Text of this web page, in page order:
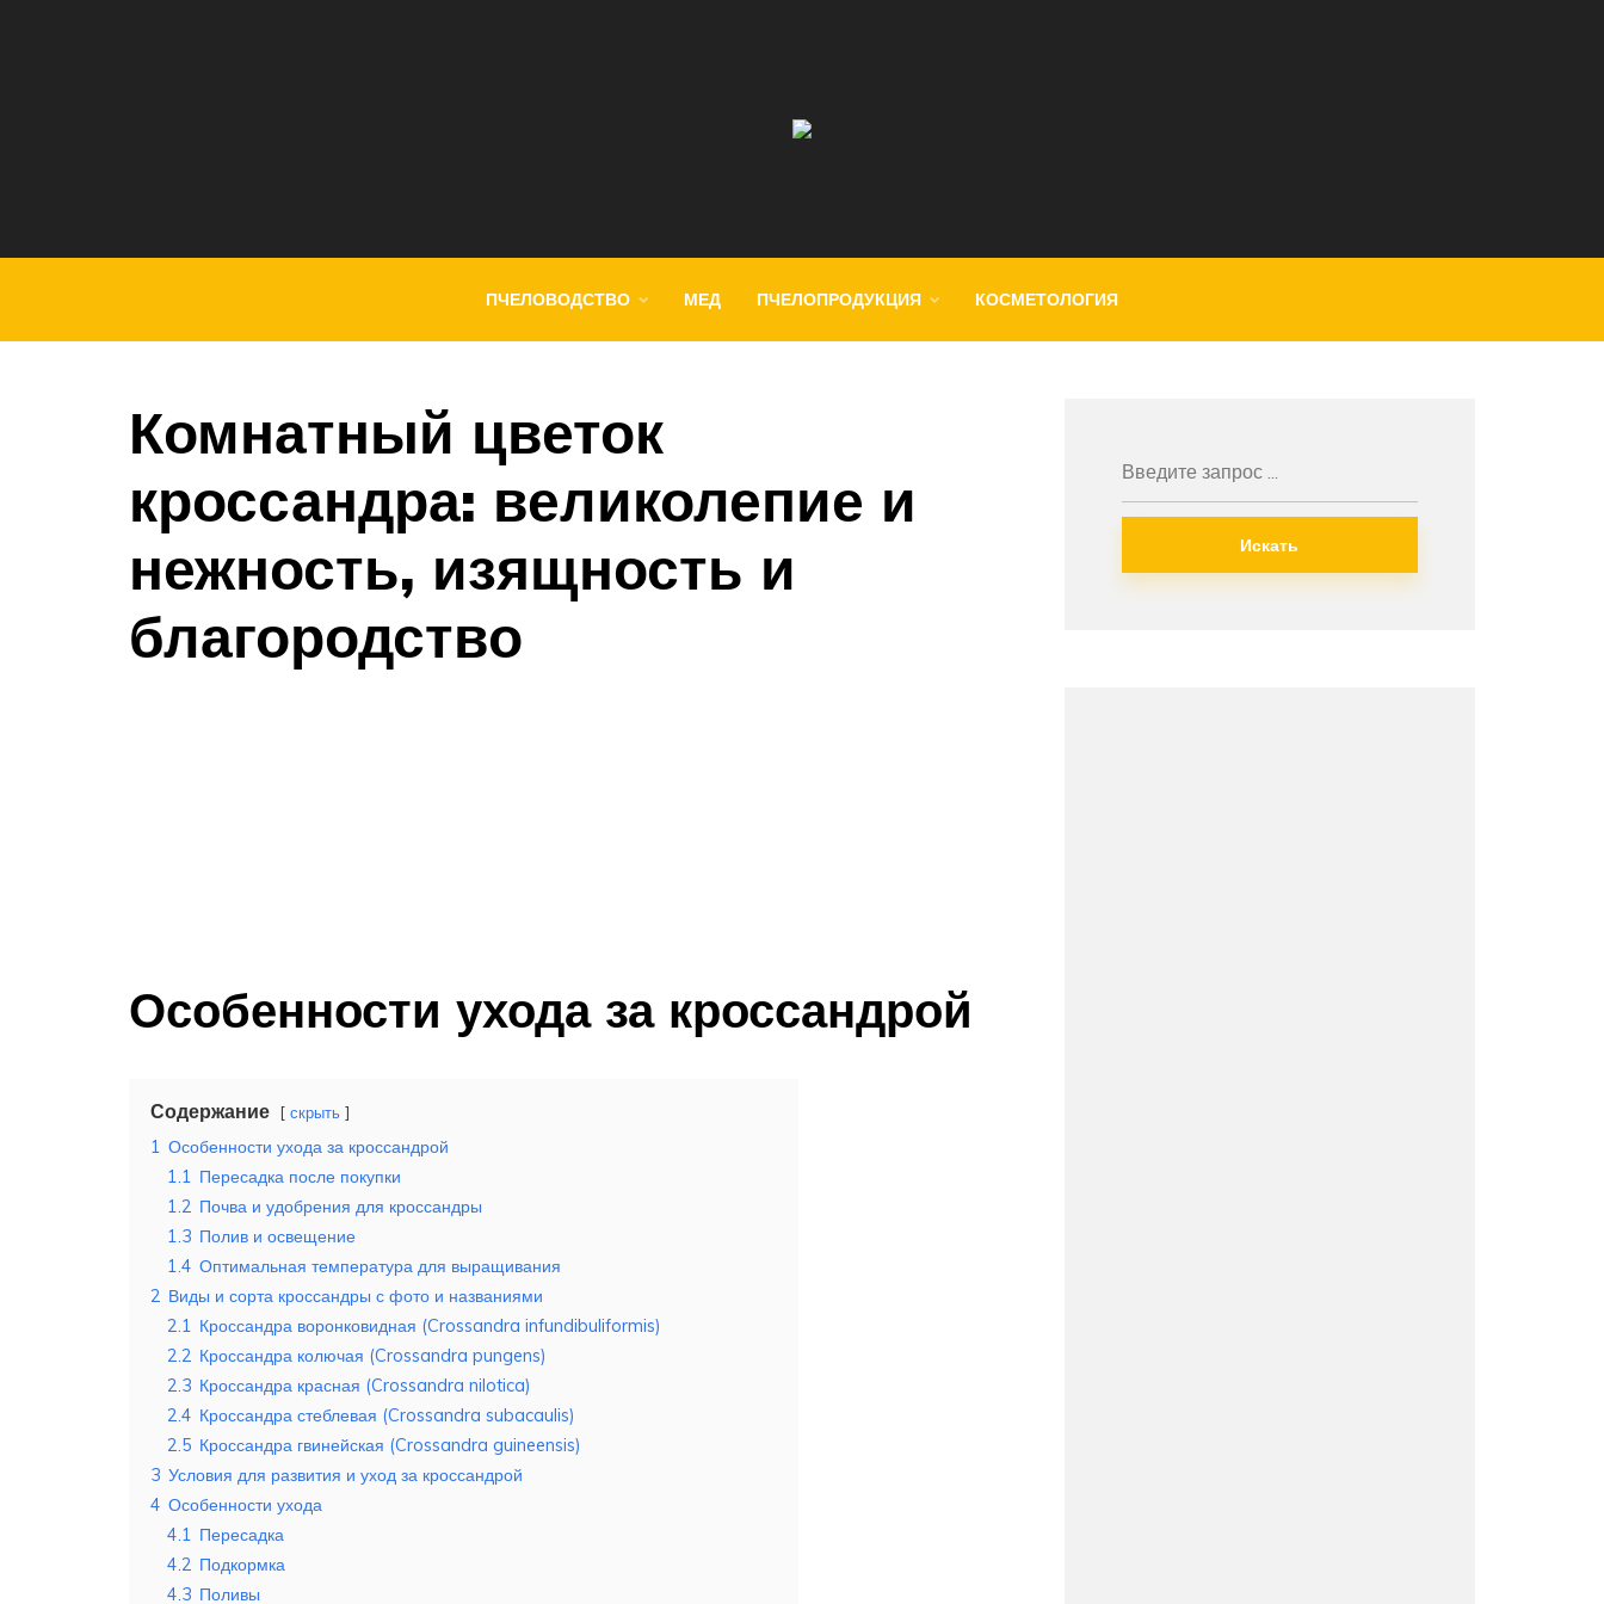
ПЧЕЛОВОДСТВО МЕД ПЧЕЛОПРОДУКЦИЯ КОСМЕТОЛОГИЯ
Комнатный цветок
кроссандра: великолепие и
нежность, изящность и
благородство
Особенности ухода за кроссандрой
Содержание скрыть
1 Особенности ухода за кроссандрой
1.1
Пересадка после покупки
1.2 Почва и удобрения для кроссандры
1.3 Полив и освещение
1.4 Оптимальная температура для выращивания
2 Виды и сорта кроссандры с фото и названиями
2.1
Кроссандра воронковидная (Crossandra infundibuliformis)
2.2 Кроссандра колючая (Crossandra pungens)
2.3 Кроссандра красная (Crossandra nilotica)
2.4 Кроссандра стеблевая (Crossandra subacaulis)
2.5 Кроссандра гвинейская (Crossandra guineensis)
3 Условия для развития и уход за кроссандрой
4 Особенности ухода
4.1
Пересадка
4.2 Подкормка
4.3 Поливы
Искать